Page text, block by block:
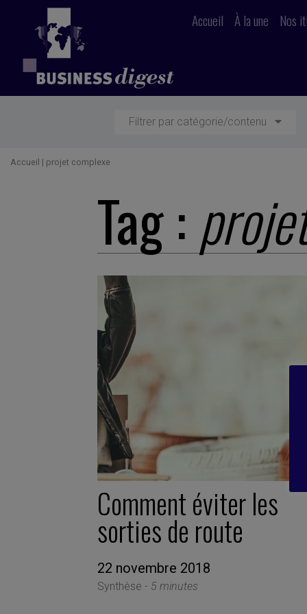
Accueil À la une Nos
Filtrer par catégorie/contenu
Accueil | projet complexe
Tag :
Comment éviter les
sorties de route
22 novembre 2018
Synthèse - 5 minutes